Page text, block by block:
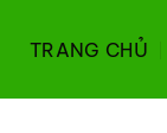
TRANG CHỦ